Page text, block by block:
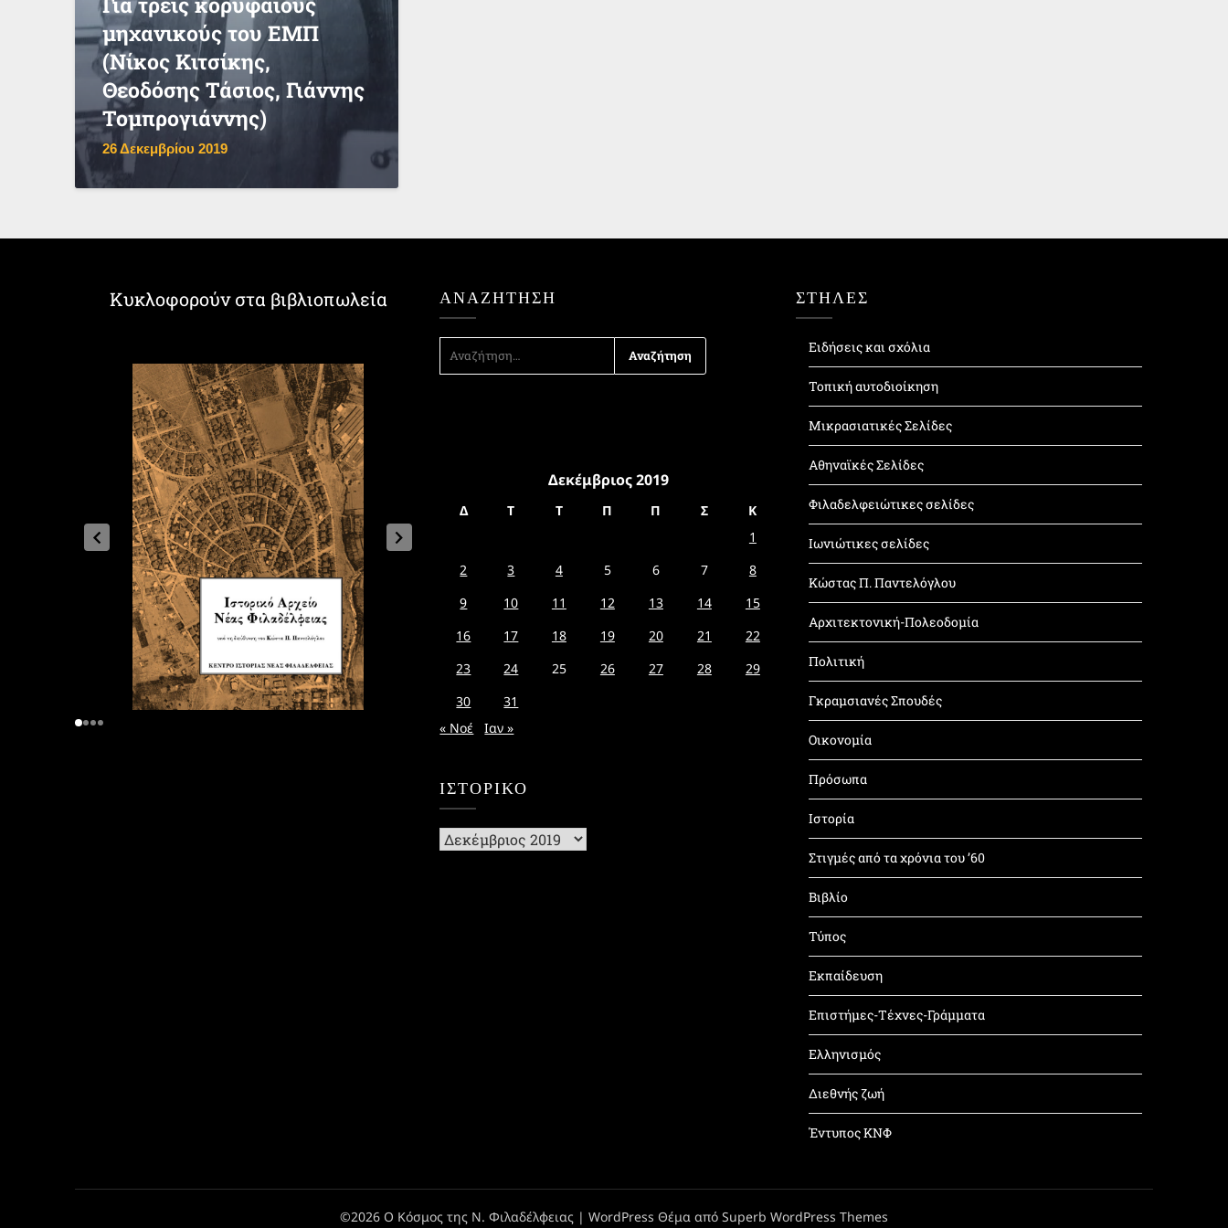
μηχανικούς του ΕΜΠ
(Νίκος Κιτσίκης,
Θεοδόσης Τάσιος, Γιάννης
Τομπρογιάννης)
26 Δεκεμβρίου 2019
Κυκλοφορούν στα βιβλιοπωλεία ΑΝΑΖΉΤΗΣΗ
ΓΙΑ:
Δεκέμβριος 2019
Δ Τ Τ Π Π Σ
Κ
1
2
3 4 5 6 7
8
9
10 11 12 13 14
15
16
17 18 19 20 21
22
23
24 25 26 27 28
29
30
31
« Νοέ
Ιαν »
ΙΣΤΟΡΙΚΌ
Ιστορικό
ΣΤΗΛΕΣ
Ειδήσεις και σχόλια
Τοπική αυτοδιοίκηση
Μικρασιατικές Σελίδες
Αθηναϊκές Σελίδες
Φιλαδελφειώτικες σελίδες
Ιωνιώτικες σελίδες
Κώστας Π. Παντελόγλου
Αρχιτεκτονική-Πολεοδομία
Πολιτική
Γκραμσιανές Σπουδές
Οικονομία
Πρόσωπα
Ιστορία
Στιγμές από τα χρόνια του ’60
Βιβλίο
Τύπος
Εκπαίδευση
Επιστήμες-Τέχνες-Γράμματα
Ελληνισμός
Διεθνής ζωή
Έντυπος ΚΝΦ
©2026 Ο Κόσμος της Ν. Φιλαδέλφειας | WordPress Θέμα από Superb WordPress Themes